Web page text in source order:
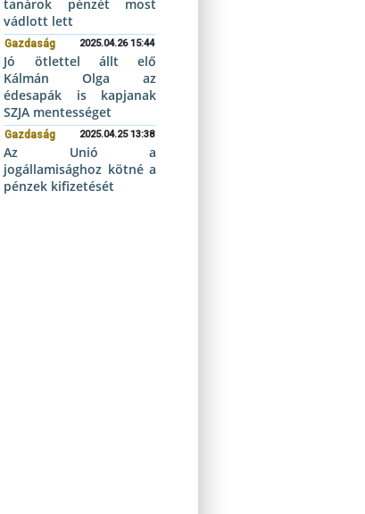
tanárok pénzét most
vádlott lett
Gazdaság 2025.04.26 15:44
Jó ötlettel állt elő
Kálmán Olga az
édesapák is kapjanak
SZJA mentességet
Gazdaság 2025.04.25 13:38
Az Unió a
jogállamisághoz kötné a
pénzek kifizetését